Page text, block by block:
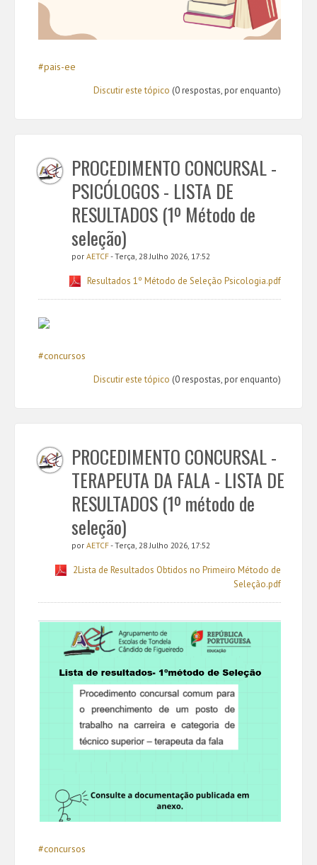
#pais-ee
Discutir este tópico (0 respostas, por enquanto)
PROCEDIMENTO CONCURSAL -
PSICÓLOGOS - LISTA DE
RESULTADOS (1º Método de
seleção)
por AETCF- Terça, 28 Julho 2026, 17:52
Resultados 1º Método de Seleção Psicologia.pdf
#concursos
Discutir este tópico (0 respostas, por enquanto)
PROCEDIMENTO CONCURSAL -
TERAPEUTA DA FALA - LISTA DE
RESULTADOS (1º método de
seleção)
por AETCF- Terça, 28 Julho 2026, 17:52
2Lista de Resultados Obtidos no Primeiro Método de
Seleção.pdf
#concursos